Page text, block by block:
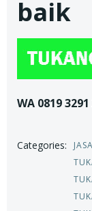
baik
WA 0819
Categories: